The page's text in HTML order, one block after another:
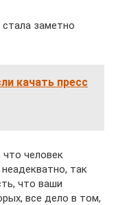
заметно
качать пресс
человек
так
что ваши
все дело в том,